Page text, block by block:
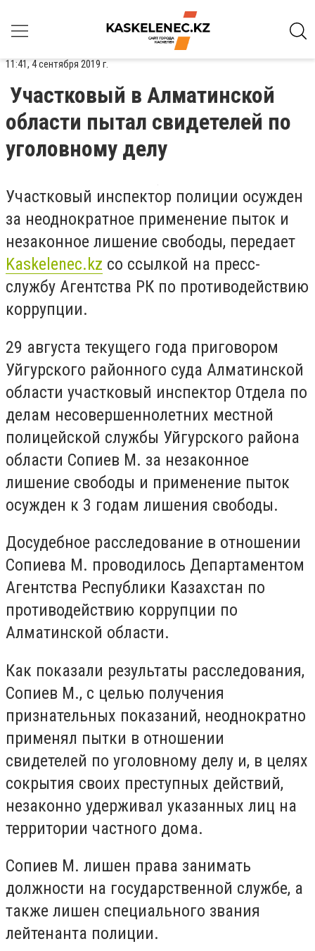
11:41, 4 сентября 2019 г.
Участковый в Алматинской
области пытал свидетелей по
уголовному делу
Участковый инспектор полиции осужден
за неоднократное применение пыток и
незаконное лишение свободы, передает
Kaskelenec.kz со ссылкой на пресс-
службу Агентства РК по противодействию
коррупции.
29 августа текущего года приговором
Уйгурского районного суда Алматинской
области участковый инспектор Отдела по
делам несовершеннолетних местной
полицейской службы Уйгурского района
области Сопиев М. за незаконное
лишение свободы и применение пыток
осужден к 3 годам лишения свободы.
Досудебное расследование в отношении
Сопиева М. проводилось Департаментом
Агентства Республики Казахстан по
противодействию коррупции по
Алматинской области.
Как показали результаты расследования,
Сопиев М., с целью получения
признательных показаний, неоднократно
применял пытки в отношении
свидетелей по уголовному делу и, в целях
сокрытия своих преступных действий,
незаконно удерживал указанных лиц на
территории частного дома.
Сопиев М. лишен права занимать
должности на государственной службе, а
также лишен специального звания
лейтенанта полиции.